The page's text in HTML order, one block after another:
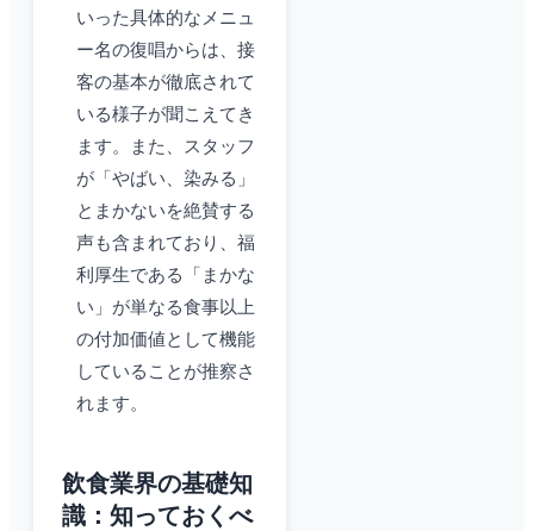
いった具体的なメニュ
ー名の復唱からは、接
客の基本が徹底されて
いる様子が聞こえてき
ます。また、スタッフ
が「やばい、染みる」
とまかないを絶賛する
声も含まれており、福
利厚生である「まかな
い」が単なる食事以上
の付加価値として機能
していることが推察さ
れます。
飲食業界の基礎知
識：知っておくべ